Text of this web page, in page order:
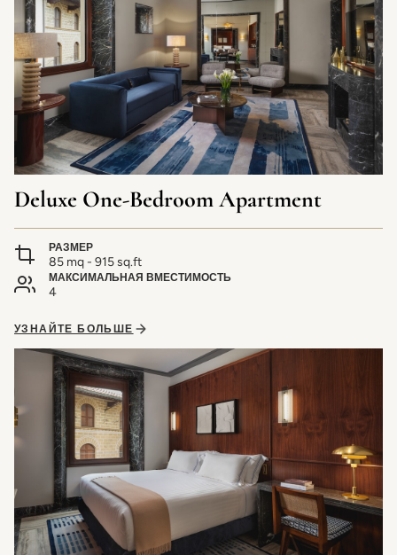
Deluxe One-Bedroom Apartment
РАЗМЕР
85 mq - 915 sq.ft
МАКСИМАЛЬНАЯ ВМЕСТИМОСТЬ
4
УЗНАЙТЕ БОЛЬШЕ